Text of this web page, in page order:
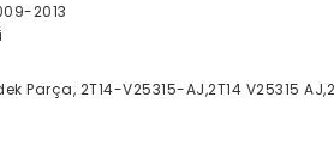
2013
Parça, 2T14-V25315-AJ,2T14 V25315